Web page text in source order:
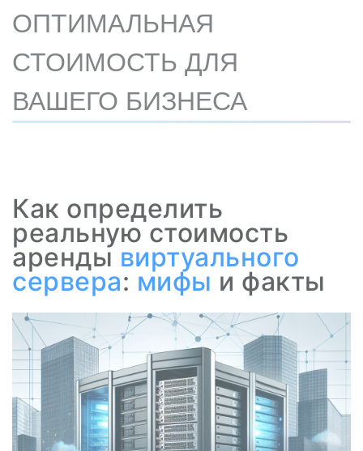
ОПТИМАЛЬНАЯ
СТОИМОСТЬ ДЛЯ
ВАШЕГО БИЗНЕСА
Как определить
реальную стоимость
аренды виртуального
сервера: мифы и факты